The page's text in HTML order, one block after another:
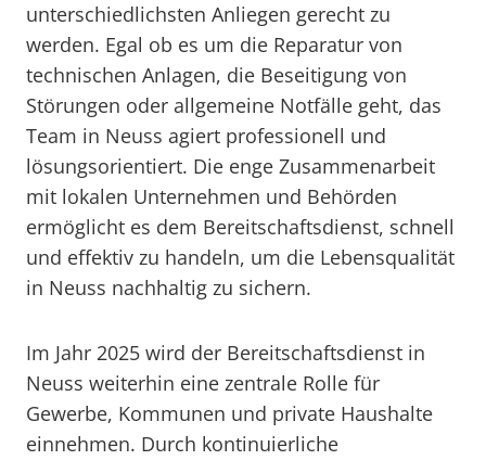
unterschiedlichsten Anliegen gerecht zu
werden. Egal ob es um die Reparatur von
technischen Anlagen, die Beseitigung von
Störungen oder allgemeine Notfälle geht, das
Team in Neuss agiert professionell und
lösungsorientiert. Die enge Zusammenarbeit
mit lokalen Unternehmen und Behörden
ermöglicht es dem Bereitschaftsdienst, schnell
und effektiv zu handeln, um die Lebensqualität
in Neuss nachhaltig zu sichern.
Im Jahr 2025 wird der Bereitschaftsdienst in
Neuss weiterhin eine zentrale Rolle für
Gewerbe, Kommunen und private Haushalte
einnehmen. Durch kontinuierliche